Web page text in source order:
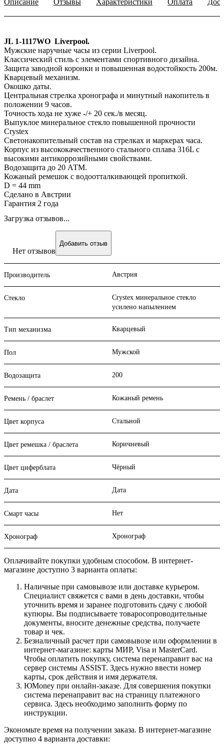
Описание Отзывы Характеристики Оплата
JL 1-1117WO Liverpool.
Мужские наручные часы из серии Liverpool.
Классический стиль с элементами спортивного дизайна.
Защита заводной коронки и повышенная водостойкость 200м.
Кварцевый механизм.
Окошко даты.
Центральная стрелка хронографа и минутный накопитель в
положении 9 часов.
Точность хода не хуже -/+ 20 сек./в месяц.
Выпуклое минеральное стекло повышенной прочности
Crystex
Светонакопительный состав на стрелках и маркерах часа.
Корпус из высококачественного стального сплава 316L с
высокими антикоррозийными свойствами.
Водозащита до 20 АТМ.
Кожаный ремешок с водоотталкивающей пропиткой.
D = 44 mm
Сделано в Австрии
Гарантия 2 года
Загрузка отзывов...
Нет отзывов
Добавить отзыв
Производитель Австрия
Стекло
Crystex минеральное стекло
усилено напылением
Тип механизма Кварцевый
Пол Мужской
Водозащита 200
Ремень / браслет Кожаный ремень
Цвет корпуса Стальной
Цвет ремешка / браслета Коричневый
Цвет циферблата Чёрный
Дата Дата
Смарт часы Нет
Хронограф Хронограф
Оплачивайте покупки удобным способом. В интернет-
магазине доступно 3 варианта оплаты:
Наличные при самовывозе или доставке курьером.
Специалист свяжется с вами в день доставки, чтобы
уточнить время и заранее подготовить сдачу с любой
купюры. Вы подписываете товаросопроводительные
документы, вносите денежные средства, получаете
товар и чек.
Безналичный расчет при самовывозе или оформлении в
интернет-магазине: карты МИР, Visa и MasterCard.
Чтобы оплатить покупку, система перенаправит вас на
сервер системы ASSIST. Здесь нужно ввести номер
карты, срок действия и имя держателя.
ЮMoney при онлайн-заказе. Для совершения покупки
система перенаправит вас на страницу платежного
сервиса. Здесь необходимо заполнить форму по
инструкции.
Экономьте время на получении заказа. В интернет-магазине
доступно 4 варианта доставки: